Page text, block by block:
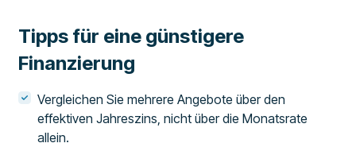
Tipps für eine günstigere
Finanzierung
Vergleichen Sie mehrere Angebote über den
effektiven Jahreszins, nicht über die Monatsrate
allein.